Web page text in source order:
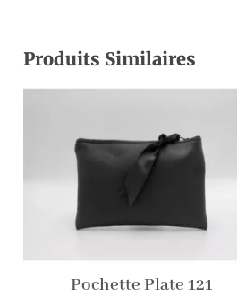
Produits Similaires
Pochette Plate 121